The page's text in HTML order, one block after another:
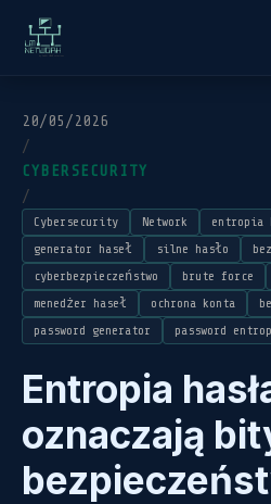
20/05/2026
/
CYBERSECURITY
/
Cybersecurity Network entropia
generator haseł
silne hasło
cyberbezpieczeństwo
brute force
menedżer haseł
ochrona konta
password generator
password
Entropia
oznaczają